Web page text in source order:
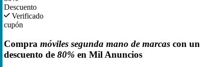
Descuento
Verificado
cupón
Compra móviles segunda mano de marcas con un
descuento de 80% en Mil Anuncios